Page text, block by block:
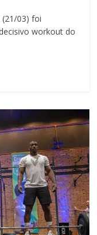
03) foi
workout do